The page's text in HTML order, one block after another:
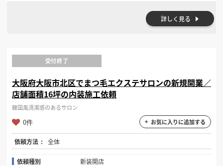
詳しく見る
受付終了
大阪府大阪市北区でまつ毛エクステサロンの新規開業／
店舗面積16坪の内装施工依頼
韓国風清潔感のあるサロン
0件 お気に入りに追加する
依頼方法 全体
依頼種別
新装開店